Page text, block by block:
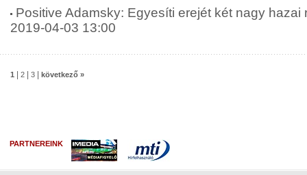
Positive Adamsky: Egyesíti erejét két nagy hazai
2019-04-03 13:00
1 2 3 következő »
PARTNEREINK